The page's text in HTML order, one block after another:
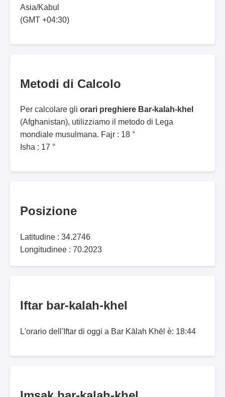
Asia/Kabul
(GMT +04:30)
Metodi di Calcolo
Per calcolare gli orari preghiere Bar-kalah-khel
(Afghanistan), utilizziamo il metodo di Lega
mondiale musulmana. Fajr : 18 °
Isha : 17 °
Posizione
Latitudine : 34.2746
Longitudinee : 70.2023
Iftar bar-kalah-khel
L'orario dell'Iftar di oggi a Bar Kālah Khēl è: 18:44